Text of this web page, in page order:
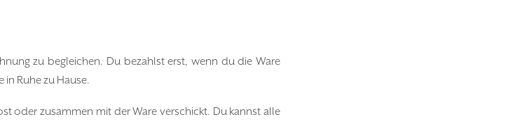
zu begleichen. Du bezahlst erst, wenn du die Ware
Ruhe zu Hause.
oder zusammen mit der Ware verschickt. Du kannst alle